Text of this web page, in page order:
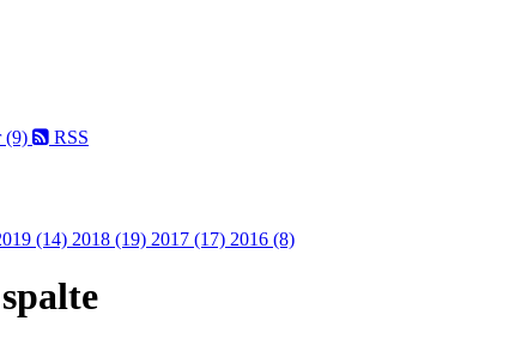
(9) RSS
(14) 2018 (19) 2017 (17) 2016 (8)